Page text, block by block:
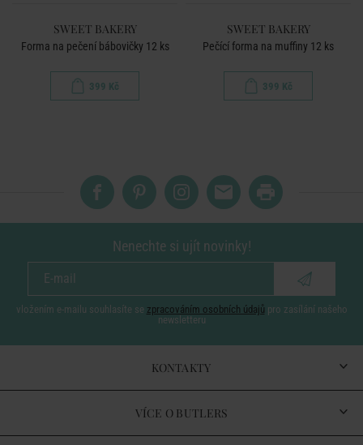
SWEET BAKERY
Forma na pečení bábovičky 12 ks
399 Kč
SWEET BAKERY
Pečící forma na muffiny 12 ks
399 Kč
Nenechte si ujít novinky!
vložením e-mailu souhlasíte se zpracováním osobních údajů pro zasílání našeho
newsletteru
KONTAKTY
VÍCE O BUTLERS